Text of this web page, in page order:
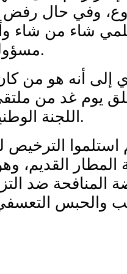
وفي حال رفض
شاء من شاء
مسؤولية كل ما سيقومون به.
إلى أنه هو من
يوم غد من
اللجنة الوطنية المستقلة للانتخابات.
استلموا
المطار القديم،
المنافحة ضد
والحبس